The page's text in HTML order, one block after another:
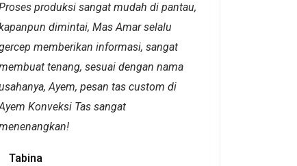
5
out
of
5
produksi sangat mudah di pantau,
dimintai, Mas Amar selalu
memberikan informasi, sangat
tenang, sesuai dengan nama
Ayem, pesan tas custom di
Konveksi Tas sangat
Tabina